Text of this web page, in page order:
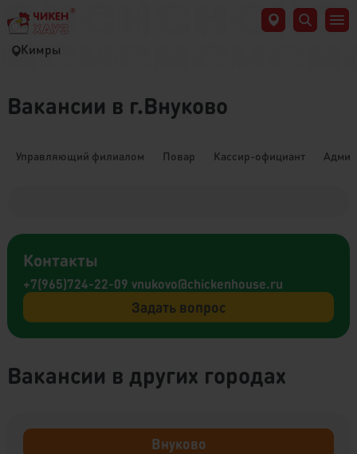
Кимры
Вакансии в г.Внуково
Управляющий филиалом Повар Кассир-официант
Контакты
+7(965)724-22-09 vnukovo@chickenhouse.ru
Задать вопрос
Вакансии в других городах
Внуково